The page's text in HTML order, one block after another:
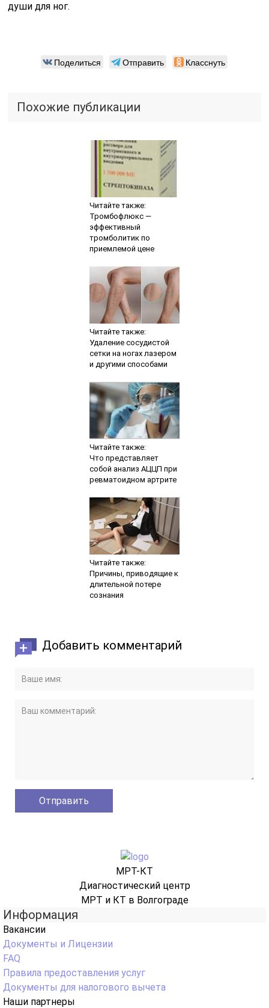
души для ног.
Поделиться Отправить Класснуть
Похожие публикации
Читайте также:
Тромбофлюкс —
эффективный
тромболитик по
приемлемой цене
Читайте также:
Удаление сосудистой
сетки на ногах лазером
и другими способами
Читайте также:
Что представляет
собой анализ АЦЦП при
ревматоидном артрите
Читайте также:
Причины, приводящие к
длительной потере
сознания
Добавить комментарий
МРТ-КТ
Диагностический центр
МРТ и КТ в Волгограде
Информация
Вакансии
Документы и Лицензии
FAQ
Правила предоставления услуг
Документы для налогового вычета
Наши партнеры